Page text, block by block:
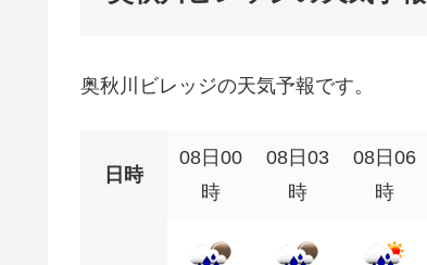
奥秋川ビレッジの天気予報です。
日時
08日00
時
08日03
時
08日06
時